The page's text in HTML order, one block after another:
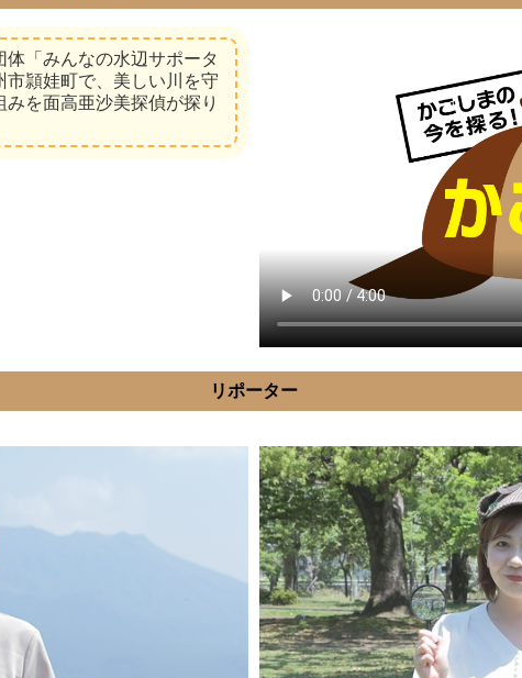
「みんなの水辺サポータ
頴娃町で、美しい川を守
を面高亜沙美探偵が探り
リポーター